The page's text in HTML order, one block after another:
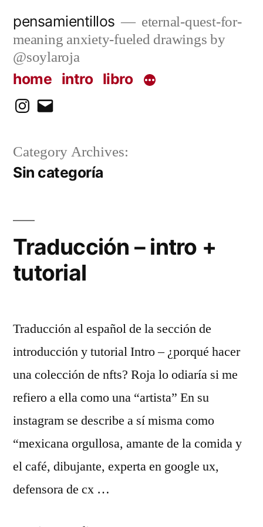
content
pensamientillos
eternal-quest-for-
meaning anxiety-fueled drawings by
@soylaroja
home intro libro
instagram
email
Category Archives:
Sin categoría
Traducción – intro +
tutorial
Traducción al español de la sección de
introducción y tutorial Intro – ¿porqué hacer
una colección de nfts? Roja lo odiaría si me
refiero a ella como una “artista” En su
instagram se describe a sí misma como
“mexicana orgullosa, amante de la comida y
el café, dibujante, experta en google ux,
defensora de cx …